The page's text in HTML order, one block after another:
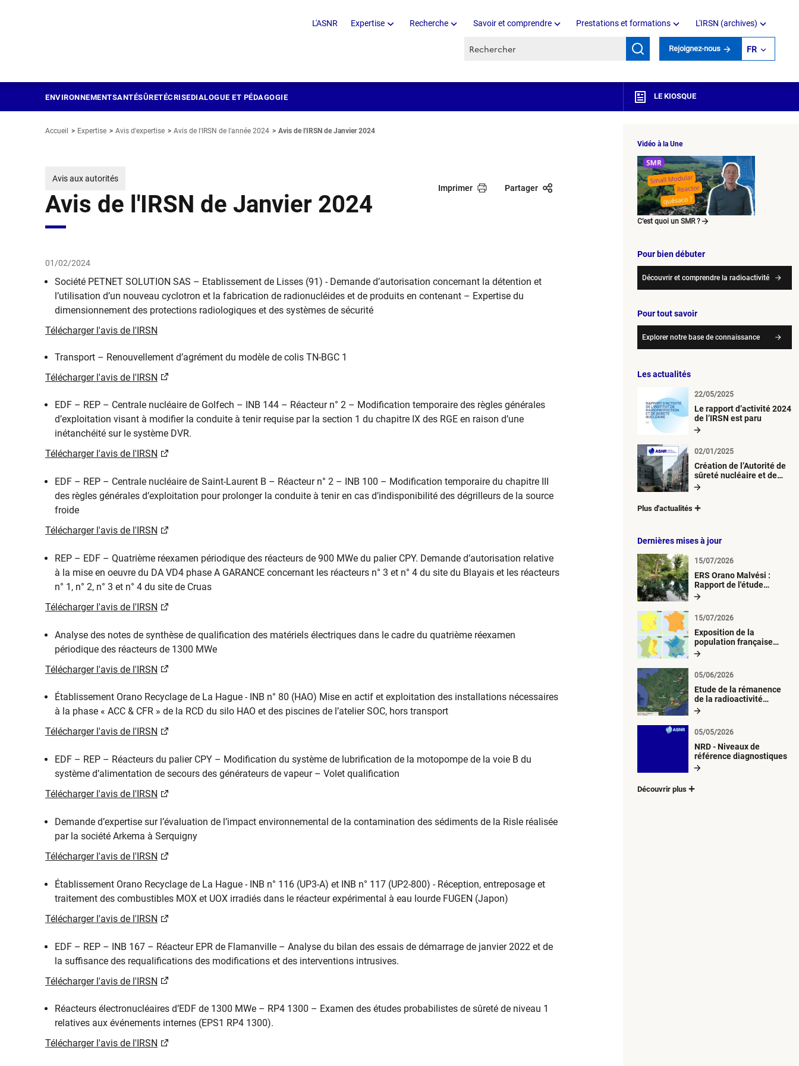
L'ASNR Expertise Recherche Savoir et comprendre Prestations et formations L'IRSN (archives)
Recherche par mots clés Rejoignez-nous FR
ENVIRONNEMENTSANTÉSÛRETÉCRISEDIALOGUE ET PÉDAGOGIE LE KIOSQUE
Accueil Expertise Avis d'expertise Avis de l'IRSN de l'année 2024 Avis de l'IRSN de Janvier 2024
Imprimer Partager
Avis aux autorités
Avis de l'IRSN de Janvier 2024
01/02/2024
Société PETNET SOLUTION SAS – Etablissement de Lisses (91) - Demande d’autorisation concernant la détention et
l’utilisation d’un nouveau cyclotron et la fabrication de radionucléides et de produits en contenant – Expertise du
dimensionnement des protections radiologiques et des systèmes de sécurité
Télécharger l'avis de l'IRSN
Transport – Renouvellement d’agrément du modèle de colis TN-BGC 1
Télécharger l'avis de l'IRSN
EDF – REP – Centrale nucléaire de Golfech – INB 144 – Réacteur n° 2 – Modification temporaire des règles générales
d’exploitation visant à modifier la conduite à tenir requise par la section 1 du chapitre IX des RGE en raison d’une
inétanchéité sur le système DVR.
Télécharger l'avis de l'IRSN
EDF – REP – Centrale nucléaire de Saint-Laurent B – Réacteur n° 2 – INB 100 – Modification temporaire du chapitre III
des règles générales d’exploitation pour prolonger la conduite à tenir en cas d’indisponibilité des dégrilleurs de la source
froide
Télécharger l'avis de l'IRSN
REP – EDF – Quatrième réexamen périodique des réacteurs de 900 MWe du palier CPY. Demande d’autorisation relative
à la mise en oeuvre du DA VD4 phase A GARANCE concernant les réacteurs n° 3 et n° 4 du site du Blayais et les réacteurs
n° 1, n° 2, n° 3 et n° 4 du site de Cruas
Télécharger l'avis de l'IRSN
Analyse des notes de synthèse de qualification des matériels électriques dans le cadre du quatrième réexamen
périodique des réacteurs de 1300 MWe
Télécharger l'avis de l'IRSN
Établissement Orano Recyclage de La Hague - INB n° 80 (HAO) Mise en actif et exploitation des installations nécessaires
à la phase « ACC & CFR » de la RCD du silo HAO et des piscines de l’atelier SOC, hors transport
Télécharger l'avis de l'IRSN
EDF – REP – Réacteurs du palier CPY – Modification du système de lubrification de la motopompe de la voie B du
système d’alimentation de secours des générateurs de vapeur – Volet qualification
Télécharger l'avis de l'IRSN
Demande d’expertise sur l’évaluation de l’impact environnemental de la contamination des sédiments de la Risle réalisée
par la société Arkema à Serquigny
Télécharger l'avis de l'IRSN
Établissement Orano Recyclage de La Hague - INB n° 116 (UP3-A) et INB n° 117 (UP2-800) - Réception, entreposage et
traitement des combustibles MOX et UOX irradiés dans le réacteur expérimental à eau lourde FUGEN (Japon)
Télécharger l'avis de l'IRSN
EDF – REP – INB 167 – Réacteur EPR de Flamanville – Analyse du bilan des essais de démarrage de janvier 2022 et de
la suffisance des requalifications des modifications et des interventions intrusives.
Télécharger l'avis de l'IRSN
Réacteurs électronucléaires d’EDF de 1300 MWe – RP4 1300 – Examen des études probabilistes de sûreté de niveau 1
relatives aux événements internes (EPS1 RP4 1300).
Télécharger l'avis de l'IRSN
Vidéo à la Une
C’est quoi un SMR ?
Pour bien débuter
Découvrir et comprendre la radioactivité
Pour tout savoir
Explorer notre base de connaissance
Les actualités
Le rapport d’activité 2024
de l’IRSN est paru
22/05/2025
Création de l’Autorité de
sûreté nucléaire et de
radioprotection (ASNR)
02/01/2025
Plus d'actualités
Dernières mises à jour
ERS Orano Malvési :
Rapport de l'étude
radiologique du milieu
15/07/2026
Exposition de la
population française
métropolitaine aux
atmosphériques
radioactives depuis 1945
15/07/2026
Etude de la rémanence
de la radioactivité
d’origine artificielle
05/06/2026
NRD - Niveaux de
référence diagnostiques
05/05/2026
Découvrir plus